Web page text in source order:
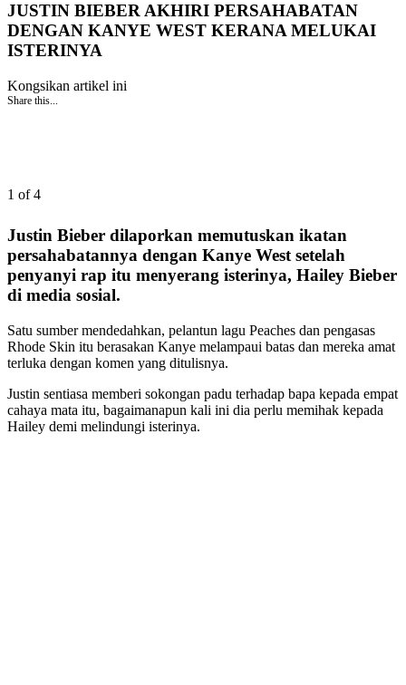
JUSTIN BIEBER AKHIRI PERSAHABATAN
DENGAN KANYE WEST KERANA MELUKAI
ISTERINYA
Kongsikan artikel ini
Share this...
1 of 4
Justin Bieber dilaporkan memutuskan ikatan
persahabatannya dengan Kanye West setelah
penyanyi rap itu menyerang isterinya, Hailey Bieber
di media sosial.
Satu sumber mendedahkan, pelantun lagu Peaches dan pengasas
Rhode Skin itu berasakan Kanye melampaui batas dan mereka amat
terluka dengan komen yang ditulisnya.
Justin sentiasa memberi sokongan padu terhadap bapa kepada empat
cahaya mata itu, bagaimanapun kali ini dia perlu memihak kepada
Hailey demi melindungi isterinya.